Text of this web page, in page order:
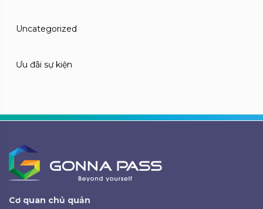
Uncategorized
Ưu đãi sự kiện
Cơ quan chủ quản